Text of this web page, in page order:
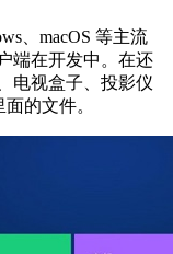
、macOS 等主流
端在开发中。在还
电视盒子、投影仪
的文件。